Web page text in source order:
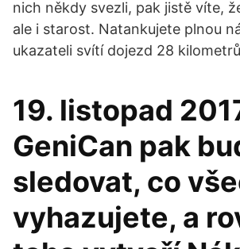
nich někdy svezli, pak jistě víte,
ale i starost. Natankujete plnou
ukazateli svítí dojezd 28
19. listopad
GeniCan pak
sledovat, co
vyhazujete, a